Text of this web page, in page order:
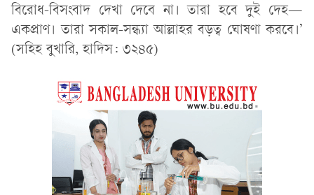
বিরোধ-বিসংবাদ দেখা দেবে না। তারা হবে দুই দেহ—
একপ্রাণ। তারা সকাল-সন্ধ্যা আল্লাহর বড়ত্ব ঘোষণা করবে।’
(সহিহ বুখারি, হাদিস: ৩২৪৫)